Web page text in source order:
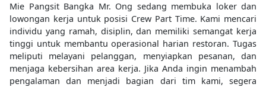
Mie Pangsit Bangka Mr. Ong sedang membuka loker dan
lowongan kerja untuk posisi Crew Part Time. Kami mencari
individu yang ramah, disiplin, dan memiliki semangat kerja
tinggi untuk membantu operasional harian restoran. Tugas
meliputi melayani pelanggan, menyiapkan pesanan, dan
menjaga kebersihan area kerja. Jika Anda ingin menambah
pengalaman dan menjadi bagian dari tim kami, segera